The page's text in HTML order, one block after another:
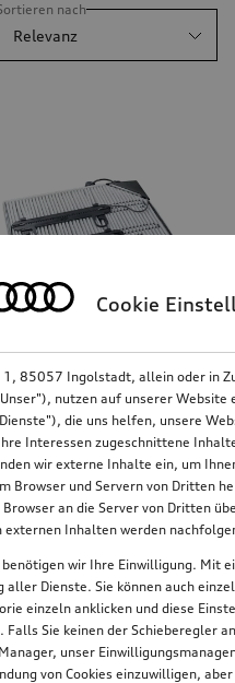
nach
Relevanz
Elektrischer Innenraumluftfilter
€
1
2 von 2 Produkten angesehen
Cookie
1, 85057 Ingolstadt, allein oder in
nutzen auf unserer Website
die uns helfen, unsere
Interessen zugeschnittene
wir externe Inhalte ein, um
Browser und Servern von Dritten
an die Server von Dritten
externen Inhalten werden
benötigen wir Ihre Einwilligung. Mit
aller Dienste. Sie können auch
einzeln anklicken und diese
Sie keinen der Schieberegler
unser
von Cookies einzuwilligen,